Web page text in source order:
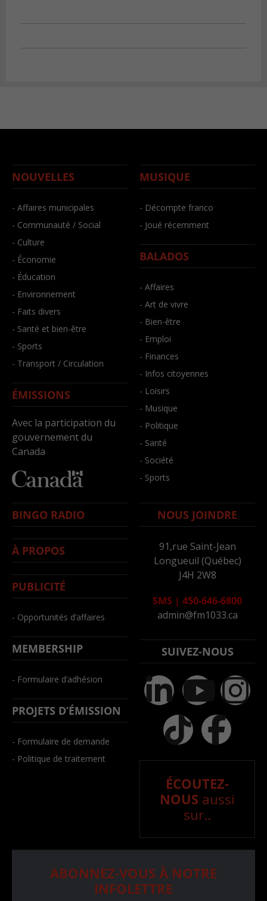
NOUVELLES
- Affaires municipales
- Communauté / Social
- Culture
- Économie
- Éducation
- Environnement
- Faits divers
- Santé et bien-être
- Sports
- Transport / Circulation
ÉMISSIONS
Avec la participation du
gouvernement du
Canada
MUSIQUE
- Décompte franco
- Joué récemment
BALADOS
- Affaires
- Art de vivre
- Bien-être
- Emploi
- Finances
- Infos citoyennes
- Loisirs
- Musique
- Politique
- Santé
- Société
- Sports
BINGO RADIO
À PROPOS
PUBLICITÉ
- Opportunités d’affaires
MEMBERSHIP
- Formulaire d’adhésion
PROJETS D’ÉMISSION
- Formulaire de demande
- Politique de traitement
NOUS JOINDRE
91,rue Saint-Jean
Longueuil (Québec)
J4H 2W8
SMS | 450-646-6800
admin@fm1033.ca
SUIVEZ-NOUS
ÉCOUTEZ-
NOUS aussi
sur..
ABONNEZ-VOUS À NOTRE
INFOLETTRE